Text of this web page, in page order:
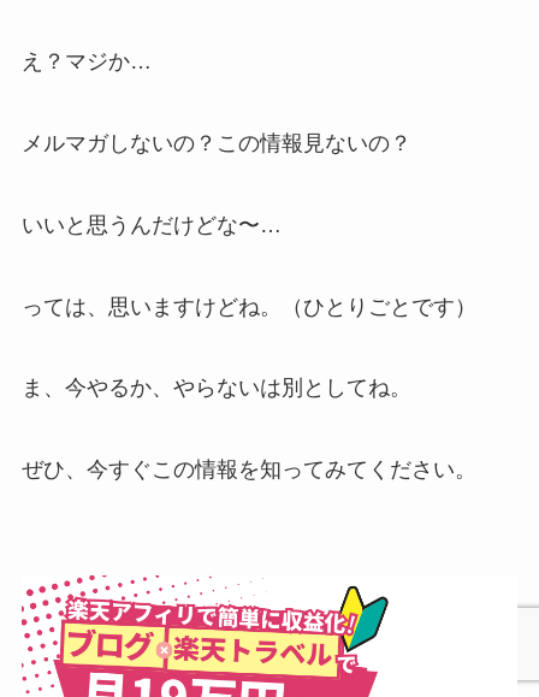
え？マジか…
メルマガしないの？この情報見ないの？
いいと思うんだけどな〜…
っては、思いますけどね。（ひとりごとです）
ま、今やるか、やらないは別としてね。
ぜひ、今すぐこの情報を知ってみてください。